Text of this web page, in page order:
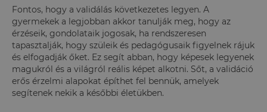
Fontos, hogy a validálás következetes legyen. A
gyermekek a legjobban akkor tanulják meg, hogy az
érzéseik, gondolataik jogosak, ha rendszeresen
tapasztalják, hogy szüleik és pedagógusaik figyelnek rájuk
és elfogadják őket. Ez segít abban, hogy képesek legyenek
magukról és a világról reális képet alkotni. Sőt, a validáció
erős érzelmi alapokat építhet fel bennük, amelyek
segítenek nekik a későbbi életükben.